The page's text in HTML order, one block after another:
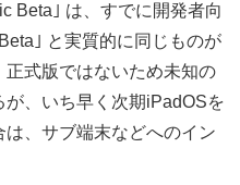
Beta｣ は、すでに開発者向
｣ と実質的に同じものが
式版ではないため未知の
、いち早く次期iPadOSを
、サブ端末などへのイン